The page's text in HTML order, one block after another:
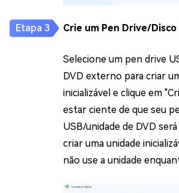
Crie um Pen Drive/Disco
Selecione um pen drive
DVD externo para criar
inicializável e clique em
estar ciente de que seu
USB/unidade de DVD
criar uma unidade
não use a unidade